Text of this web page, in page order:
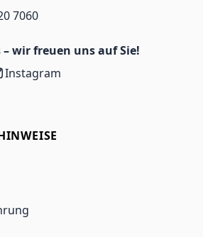
7060
– wir freuen uns auf Sie!
Instagram